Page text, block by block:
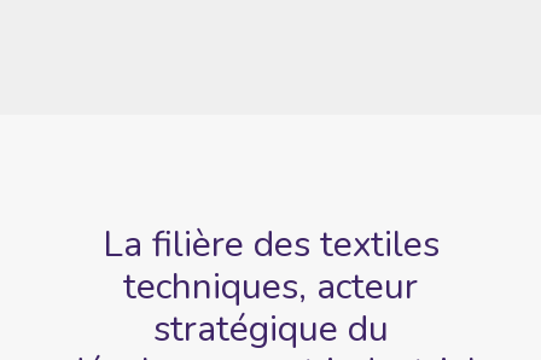
La filière des textiles
techniques, acteur
stratégique du